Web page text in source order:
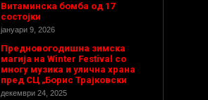
Витаминска бомба од 17
состојки
јануари 9, 2026
Предновогодишнa зимска
магија на Winter Festival со
многу музика и улична храна
пред СЦ „Борис Трајковски
декември 24, 2025